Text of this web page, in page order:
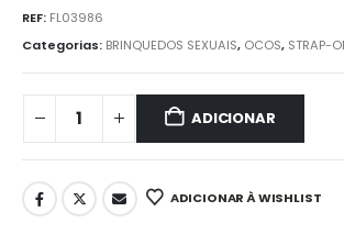
REF: FL03986
Categorias: BRINQUEDOS SEXUAIS, OCOS, STRAP-
ADICIONAR
ADICIONAR À WISHLIST